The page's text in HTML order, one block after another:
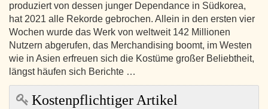
produziert von dessen junger Dependance in Südkorea,
hat 2021 alle Rekorde gebrochen. Allein in den ersten vier
Wochen wurde das Werk von weltweit 142 Millionen
Nutzern abgerufen, das Merchandising boomt, im Westen
wie in Asien erfreuen sich die Kostüme großer Beliebtheit,
längst häufen sich Berichte …
Kostenpflichtiger Artikel